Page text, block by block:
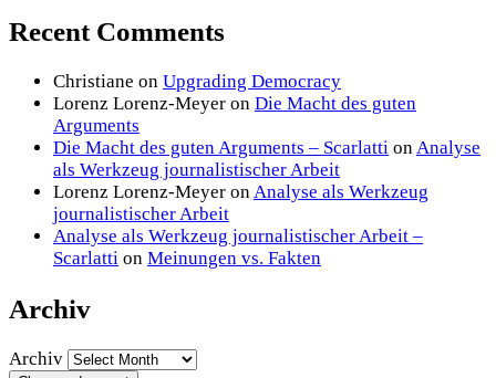
Recent Comments
Christiane on Upgrading Democracy
Lorenz Lorenz-Meyer on Die Macht des guten
Arguments
Die Macht des guten Arguments – Scarlatti onAnalyse
als Werkzeug journalistischer Arbeit
Lorenz Lorenz-Meyer onAnalyse als Werkzeug
journalistischer Arbeit
Analyse als Werkzeug journalistischer Arbeit –
Scarlatti on Meinungen vs. Fakten
Archiv
Archiv